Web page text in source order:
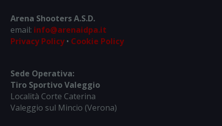
Arena Shooters A.S.D.
email: info@arenaidpa.it
Privacy Policy • Cookie Policy
Sede Operativa:
Tiro Sportivo Valeggio
Località Corte Caterina
Valeggio sul Mincio (Verona)